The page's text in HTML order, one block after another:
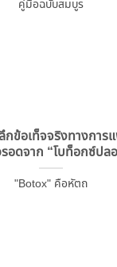
คู่มือฉบับสมบูร
กข้อเท็จจริงทางการ
รอดจาก “โบท็อกซ์ปล
"Botox" คือหัตถ